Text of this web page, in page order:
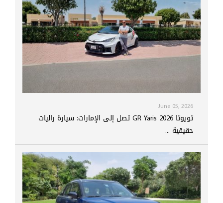
June 05, 2026
تويوتا GR Yaris 2026 تصل إلى الإمارات: سيارة راليات
حقيقية ...